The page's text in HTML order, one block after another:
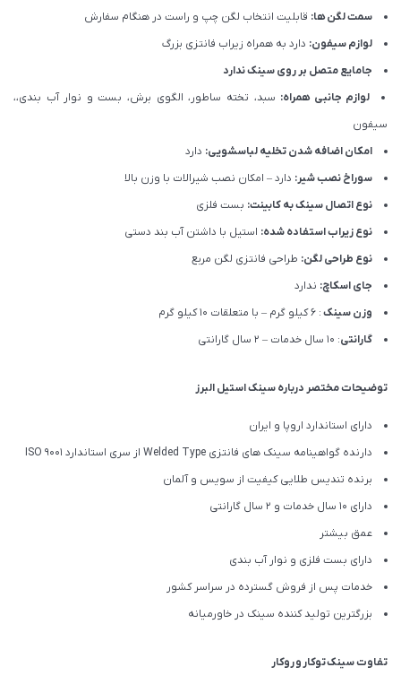
سمت لگن ها: قابلیت انتخاب لگن چپ و راست در هنگام سفارش
لوازم سیفون: دارد به همراه زیراب فانتزی بزرگ
جامایع متصل بر روی سینک ندارد
لوازم جانبی همراه: سبد، تخته ساطور، الگوی برش، بست و نوار آب بندی،،
سیفون
امکان اضافه شدن تخلیه لباسشویی: دارد
سوراخ نصب شیر: دارد – امکان نصب شیرالات با وزن بالا
نوع اتصال سینک به کابینت: بست فلزی
نوع زیراب استفاده شده: استیل با داشتن آب بند دستی
نوع طراحی لگن: طراحی فانتزی لگن مربع
جای اسکاچ: ندارد
وزن سینک: 6 کیلو گرم – با متعلقات 10 کیلو گرم
گارانتی: 10 سال خدمات – 2 سال گارانتی
توضیحات مختصر درباره سینک استیل البرز
دارای استاندارد اروپا و ایران
دارنده گواهینامه سینک های فانتزی Welded Type از سری استاندارد ISO 9001
برنده تندیس طلایی کیفیت از سویس و آلمان
دارای ۱۰ سال خدمات و 2 سال گارانتی
عمق بیشتر
دارای بست فلزی و نوار آب بندی
خدمات پس از فروش گسترده در سراسر کشور
بزرگترین تولید کننده سینک در خاورمیانه
تفاوت سینک توکار و روکار